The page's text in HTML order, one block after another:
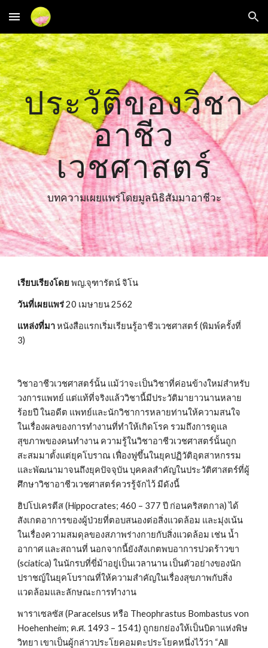
Skip to main content Skip to navigation
ประวัติของวิชา
อาชีว
เวชศาสตร์
บทความเผยแพร่โดยมูลนิธิสัมมาอาชีวะ
เรียบเรียงโดย พญ.จุฑารัตน์ จิโน
วันที่เผยแพร่ 20 เมษายน 2562
แหล่งที่มา หนังสือแรกเริ่มเรียนรู้อาชีวเวชศาสตร์ (พิมพ์ครั้งที่
3)
วิชาอาชีวเวชศาสตร์นั้น แม้ว่าจะเป็นวิชาที่ค่อนข้างใหม่สำหรับ
วงการแพทย์ แต่แท้ที่จริงแล้ววิชานี้มีประวัติมายาวนานหลาย
ร้อยปี ในอดีต แพทย์และนักวิชาการหลายท่านให้ความสนใจ
ในเรื่องผลของการทำงานที่ทำให้เกิดโรค รวมถึงการดูแล
สุขภาพของคนทำงาน ความรู้ในวิชาอาชีวเวชศาสตร์นั้นถูก
สะสมมาตั้งแต่ยุคโบราณ เฟื่องฟูขึ้นในยุคปฏิวัติอุตสาหกรรม
และพัฒนามาจนถึงยุคปัจจุบัน บุคคลสำคัญในประวัติศาสตร์ที่ผู้
ศึกษาวิชาอาชีวเวชศาสตร์ควรรู้จักไว้ มีดังนี้
ฮิปโปเครตีส (Hippocrates; 460 – 377 ปี ก่อนคริสตกาล) ได้
สังเกตอาการของผู้ป่วยที่ตอบสนองต่อสิ่งแวดล้อม และมุ่งเน้น
ในเรื่องความสมดุลของสภาพร่างกายกับสิ่งแวดล้อม เช่น น้ำ
อากาศ และสถานที่ นอกจากนี้ยังสังเกตพบอาการปวดร้าวขา
(sciatica) ในนักรบที่ขี่ม้าอยู่เป็นเวลานาน เป็นตัวอย่างของนัก
ปราชญ์ในยุคโบราณที่ให้ความสำคัญในเรื่องสุขภาพกับสิ่ง
แวดล้อมและลักษณะการทำงาน
พาราเซลซัส (Paracelsus หรือ Theophrastus Bombastus von
Hoehenheim; ค.ศ. 1493 – 1541) ถูกยกย่องให้เป็นบิดาแห่งพิษ
วิทยา เขาเป็นผู้กล่าวประโยคอมตะประโยคหนึ่งไว้ว่า “All